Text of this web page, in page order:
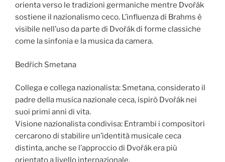
orienta verso le tradizioni germaniche mentre Dvořák
sostiene il nazionalismo ceco. L’influenza di Brahms è
visibile nell’uso da parte di Dvořák di forme classiche
come la sinfonia e la musica da camera.
Bedřich Smetana
Collega e collega nazionalista: Smetana, considerato il
padre della musica nazionale ceca, ispirò Dvořák nei
suoi primi anni di vita.
Visione nazionalista condivisa: Entrambi i compositori
cercarono di stabilire un’identità musicale ceca
distinta, anche se l’approccio di Dvořák era più
orientato a livello internazionale.